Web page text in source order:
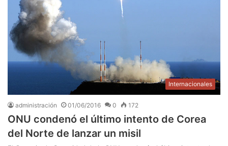
Internacionales
administración 01/06/2016 0 172
ONU condenó el último intento de Corea
del Norte de lanzar un misil